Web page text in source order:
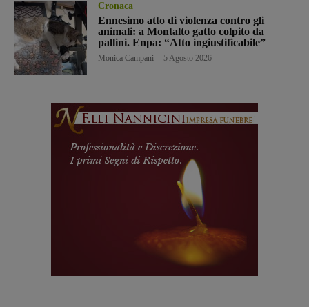
Cronaca
Ennesimo atto di violenza contro gli
animali: a Montalto gatto colpito da
pallini. Enpa: “Atto ingiustificabile”
Monica Campani 5 Agosto 2026